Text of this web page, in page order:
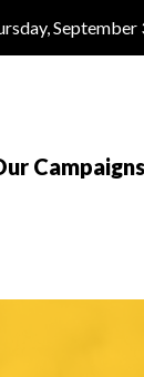
September
Campaigns